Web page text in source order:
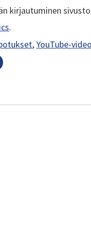
kirjautuminen
.
,YouTube-